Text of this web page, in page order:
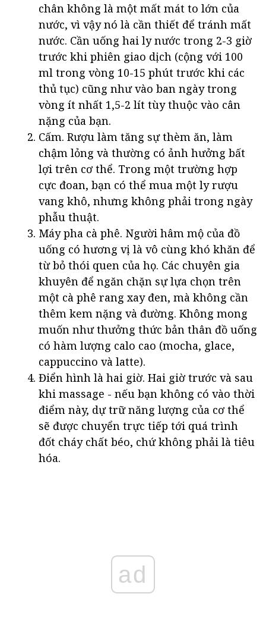
chân không là một mất mát to lớn của
nước, vì vậy nó là cần thiết để tránh mất
nước. Cần uống hai ly nước trong 2-3 giờ
trước khi phiên giao dịch (cộng với 100
ml trong vòng 10-15 phút trước khi các
thủ tục) cũng như vào ban ngày trong
vòng ít nhất 1,5-2 lít tùy thuộc vào cân
nặng của bạn.
Cấm. Rượu làm tăng sự thèm ăn, làm
chậm lỏng và thường có ảnh hưởng bất
lợi trên cơ thể. Trong một trường hợp
cực đoan, bạn có thể mua một ly rượu
vang khô, nhưng không phải trong ngày
phẫu thuật.
Máy pha cà phê. Người hâm mộ của đồ
uống có hương vị là vô cùng khó khăn để
từ bỏ thói quen của họ. Các chuyên gia
khuyên để ngăn chặn sự lựa chọn trên
một cà phê rang xay đen, mà không cần
thêm kem nặng và đường. Không mong
muốn như thưởng thức bản thân đồ uống
có hàm lượng calo cao (mocha, glace,
cappuccino và latte).
Điển hình là hai giờ. Hai giờ trước và sau
khi massage - nếu bạn không có vào thời
điểm này, dự trữ năng lượng của cơ thể
sẽ được chuyển trực tiếp tới quá trình
đốt cháy chất béo, chứ không phải là tiêu
hóa.
ad